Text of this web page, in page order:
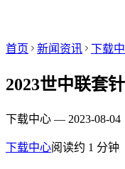
首页 新闻资讯 下载
2023世中联套
下载中心 — 2023-08-04
下载中心阅读约 1 分钟